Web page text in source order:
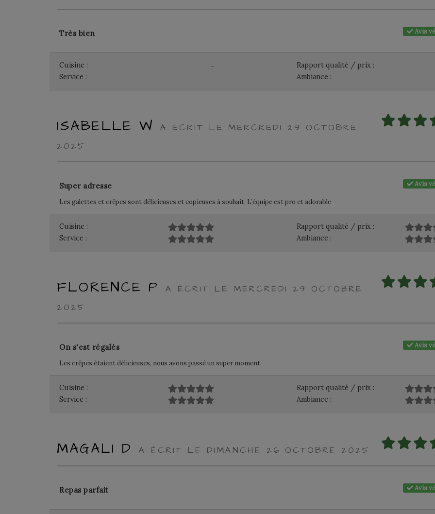
Avis
Très bien
-
Cuisine : Rapport qualité / prix :
-
Service : Ambiance :
ISABELLE W
A ÉCRIT LE MERCREDI 29 OCTOBRE
2025
Avis
Super adresse
Les galettes et crêpes sont délicieuses et copieuses à souhait. L’équipe est pro et adorable
Cuisine :
Rapport qualité / prix :
Service :
Ambiance :
FLORENCE P
A ÉCRIT LE MERCREDI 29 OCTOBRE
2025
Avis
On s'est régalés
Les crêpes étaient délicieuses, nous avons passé un super moment.
Cuisine :
Rapport qualité / prix :
Service :
Ambiance :
MAGALI D A ÉCRIT LE DIMANCHE 26 OCTOBRE 2025
Avis
Repas parfait